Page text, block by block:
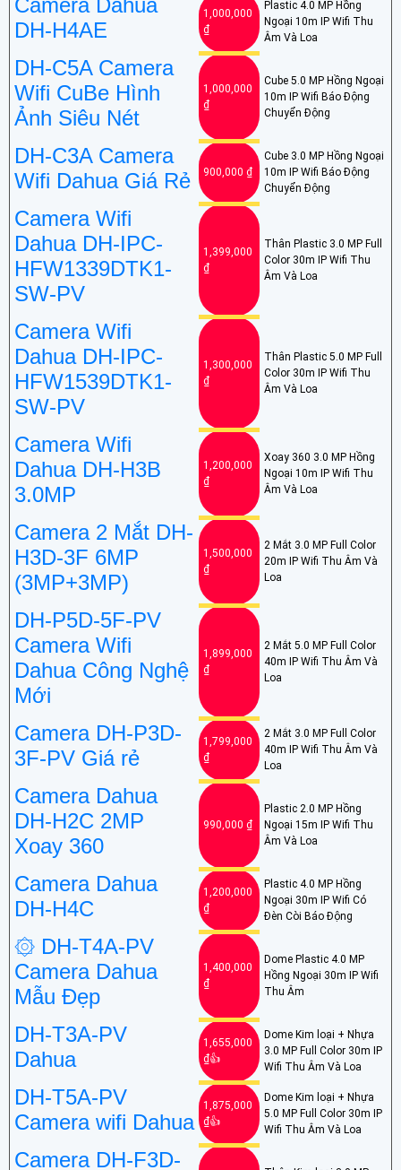
DH-H4AE
1,000,000
₫
Plastic 4.0 MP Hồng
Ngoại 10m IP Wifi Thu
Âm Và Loa
DH-C5A Camera
Wifi CuBe Hình
Ảnh Siêu Nét
1,000,000
₫
Cube 5.0 MP Hồng Ngoại
10m IP Wifi Báo Động
Chuyển Động
DH-C3A Camera
Wifi Dahua Giá Rẻ
900,000 ₫
Cube 3.0 MP Hồng Ngoại
10m IP Wifi Báo Động
Chuyển Động
Camera Wifi
Dahua DH-IPC-
HFW1339DTK1-
SW-PV
1,399,000
₫
Thân Plastic 3.0 MP Full
Color 30m IP Wifi Thu
Âm Và Loa
Camera Wifi
Dahua DH-IPC-
HFW1539DTK1-
SW-PV
1,300,000
₫
Thân Plastic 5.0 MP Full
Color 30m IP Wifi Thu
Âm Và Loa
Camera Wifi
Dahua DH-H3B
3.0MP
1,200,000
₫
Xoay 360 3.0 MP Hồng
Ngoại 10m IP Wifi Thu
Âm Và Loa
Camera 2 Mắt DH-
H3D-3F 6MP
(3MP+3MP)
1,500,000
₫
2 Mắt 3.0 MP Full Color
20m IP Wifi Thu Âm Và
Loa
DH-P5D-5F-PV
Camera Wifi
Dahua Công Nghệ
Mới
1,899,000
₫
2 Mắt 5.0 MP Full Color
40m IP Wifi Thu Âm Và
Loa
Camera DH-P3D-
3F-PV Giá rẻ
1,799,000
₫
2 Mắt 3.0 MP Full Color
40m IP Wifi Thu Âm Và
Loa
Camera Dahua
DH-H2C 2MP
Xoay 360
990,000 ₫
Plastic 2.0 MP Hồng
Ngoại 15m IP Wifi Thu
Âm Và Loa
Camera Dahua
DH-H4C
1,200,000
₫
Plastic 4.0 MP Hồng
Ngoại 30m IP Wifi Có
Đèn Còi Báo Động
۞ DH-T4A-PV
Camera Dahua
Mẫu Đẹp
1,400,000
₫
Dome Plastic 4.0 MP
Hồng Ngoại 30m IP Wifi
Thu Âm
DH-T3A-PV
Dahua
1,655,000
₫👍
Dome Kim loại + Nhựa
3.0 MP Full Color 30m IP
Wifi Thu Âm Và Loa
DH-T5A-PV
Camera wifi Dahua
1,875,000
₫👍
Dome Kim loại + Nhựa
5.0 MP Full Color 30m IP
Wifi Thu Âm Và Loa
Camera DH-F3D-